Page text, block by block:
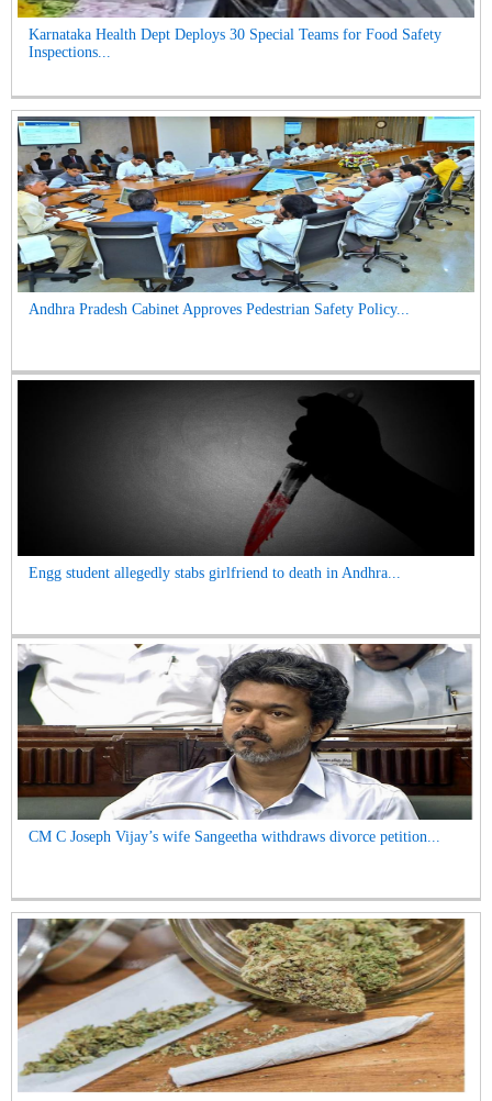
Karnataka Health Dept Deploys 30 Special Teams for Food Safety
Inspections...
Andhra Pradesh Cabinet Approves Pedestrian Safety Policy...
Engg student allegedly stabs girlfriend to death in Andhra...
CM C Joseph Vijay’s wife Sangeetha withdraws divorce petition...